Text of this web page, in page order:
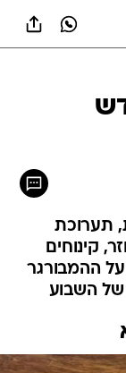
תערוכת
קינוחים
ההמבורגר
של השבוע